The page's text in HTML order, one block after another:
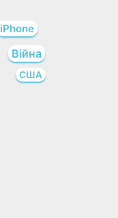
iPhone
Війна
США